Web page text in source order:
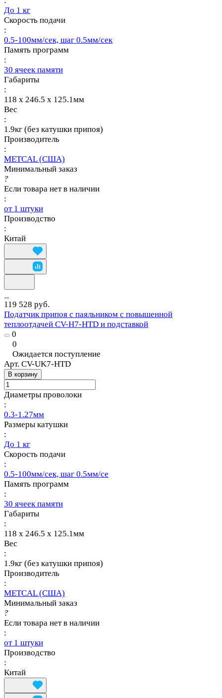
До 1 кг
Скорость подачи
:
0.5-100мм/сек, шаг 0.5мм/сек
Память программ
:
30 ячеек памяти
Габариты
:
118 x 246.5 x 125.1мм
Вес
:
1.9кг (без катушки припоя)
Производитель
:
METCAL (США)
Минимальный заказ
?
Если товара нет в наличии
:
от 1 штуки
Производство
:
Китай
119 528 руб.
Податчик припоя с паяльником с повышенной
теплоотдачей CV-H7-HTD и подставкой
0
0
Ожидается поступление
Арт. CV-UK7-HTD
В корзину
Диаметры проволоки
:
0.3-1.27мм
Размеры катушки
:
До 1 кг
Скорость подачи
:
0.5-100мм/сек, шаг 0.5мм/се
Память программ
:
30 ячеек памяти
Габариты
:
118 x 246.5 x 125.1мм
Вес
:
1.9кг (без катушки припоя)
Производитель
:
METCAL (США)
Минимальный заказ
?
Если товара нет в наличии
:
от 1 штуки
Производство
:
Китай